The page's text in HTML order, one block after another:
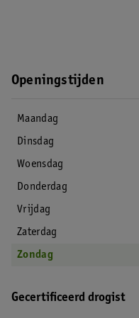
Openingstijden
Maandag
Dinsdag
Woensdag
Donderdag
Vrijdag
Zaterdag
Zondag
Gecertificeerd drogist